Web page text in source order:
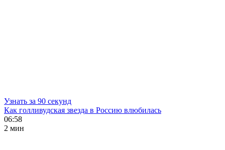
Узнать за 90 секунд
Как голливудская звезда в Россию влюбилась
06:58
2 мин